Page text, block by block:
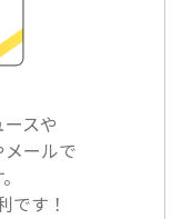
スや
メールで
です！